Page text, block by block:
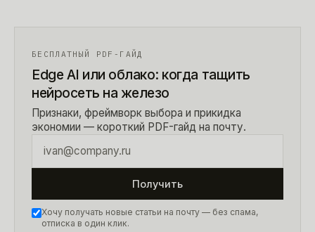
БЕСПЛАТНЫЙ PDF-ГАЙД
Edge AI или облако: когда тащить
нейросеть на железо
Признаки, фреймворк выбора и прикидка
экономии — короткий PDF-гайд на почту.
Получить
Хочу получать новые статьи на почту — без спама,
отписка в один клик.